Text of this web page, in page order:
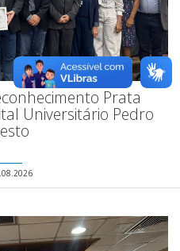
Prata
Universitário Pedro